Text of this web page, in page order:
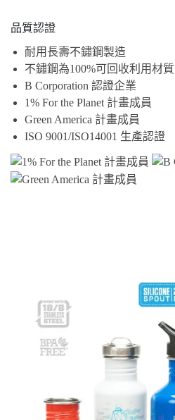
品質認證
耐用長壽不鏽鋼製造
不鏽鋼為100%可回收利用材質
B Corporation 認證企業
1% For the Planet 計畫成員
Green America 計畫成員
ISO 9001/ISO14001 生產認證